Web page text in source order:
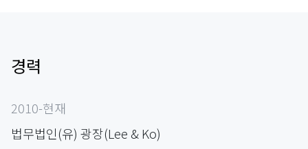
경력
2010-현재
법무법인(유) 광장(Lee & Ko)